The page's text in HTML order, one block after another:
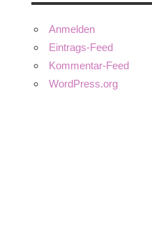
Anmelden
Eintrags-Feed
Kommentar-Feed
WordPress.org